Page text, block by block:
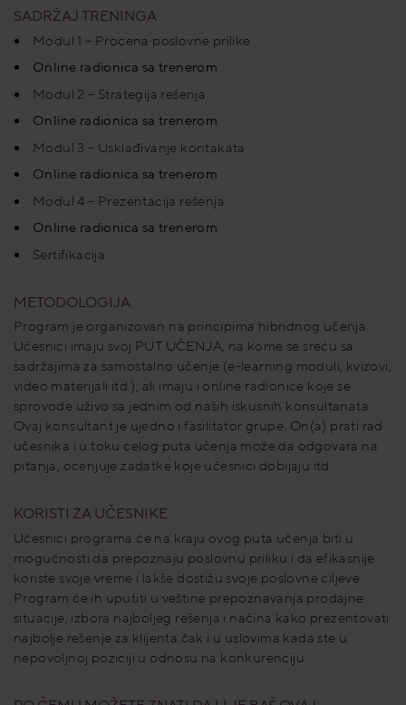
SADRŽAJ TRENINGA
Modul 1 – Procena poslovne prilike
Online radionica sa trenerom
Modul 2 – Strategija rešenja
Online radionica sa trenerom
Modul 3 – Usklađivanje kontakata
Online radionica sa trenerom
Modul 4 – Prezentacija rešenja
Online radionica sa trenerom
Sertifikacija
METODOLOGIJA
Program je organizovan na principima hibridnog učenja.
Učesnici imaju svoj PUT UČENJA, na kome se sreću sa
sadržajima za samostalno učenje (e-learning moduli, kvizovi,
video materijali itd.), ali imaju i online radionice koje se
sprovode uživo sa jednim od naših iskusnih konsultanata.
Ovaj konsultant je ujedno i fasilitator grupe. On(a) prati rad
učesnika i u toku celog puta učenja može da odgovara na
pitanja, ocenjuje zadatke koje učesnici dobijaju itd.
KORISTI ZA UČESNIKE
Učesnici programa će na kraju ovog puta učenja biti u
mogućnosti da prepoznaju poslovnu priliku i da efikasnije
koriste svoje vreme i lakše dostižu svoje poslovne ciljeve.
Program će ih uputiti u veštine prepoznavanja prodajne
situacije, izbora najboljeg rešenja i načina kako prezentovati
najbolje rešenje za klijenta čak i u uslovima kada ste u
nepovoljnoj poziciji u odnosu na konkurenciju.